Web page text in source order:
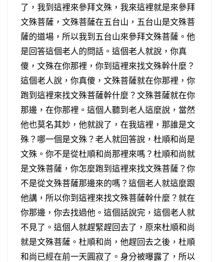
了，我到這裡來參拜文殊，我來這裡就是來參拜
文殊菩薩，文殊菩薩在五台山，五台山是文殊菩
薩的道場，所以我到五台山來參拜文殊菩薩。他
是回答這個老人的問話。這個老人就說，你真
傻，文殊在你那裡，你到這裡來找文殊幹什麼？
這個老人說，你真傻，文殊菩薩就在你那裡，你
跑到這裡來找文殊菩薩幹什麼？文殊菩薩就在你
那邊，在你那裡。這個人聽到老人這麼說，當然
他也莫名其妙，他就說了，在我這裡，那誰是文
殊？哪一個是文殊？老人就回答說，杜順和尚是
文殊。你不是從杜順和尚那裡來嗎？杜順和尚就
是文殊菩薩，你怎麼跑到這裡來找文殊菩薩？你
不是從文殊菩薩那邊來的嗎？這個老人就這麼跟
他講，所以你到這裡來找文殊菩薩幹什麼？就在
你那邊，你去找過他。這個話說完，這個老人就
不見了。這個人就趕緊趕回去了，原來杜順和尚
就是文殊菩薩。杜順和尚，他趕回去之後，杜順
和尚已經在前一天圓寂了。身分被曝露了，所以